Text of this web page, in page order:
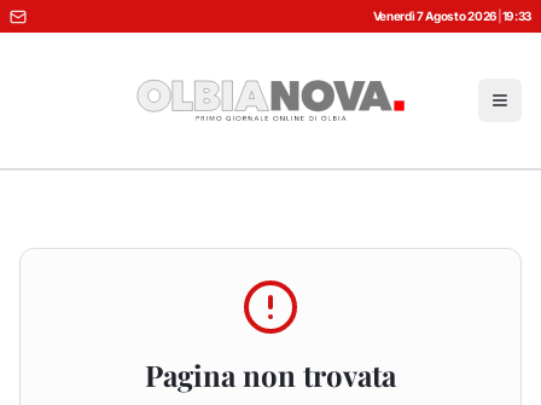
Venerdì 7 Agosto 2026 19:33
Pagina non trovata